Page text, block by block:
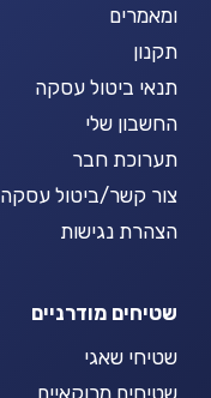
ומאמרים
תקנון
תנאי ביטול עסקה
החשבון שלי
תערוכת חבר
צור קשר/ביטול עסקה
הצהרת נגישות
שטיחים מודרניים
שטיחי שאגי